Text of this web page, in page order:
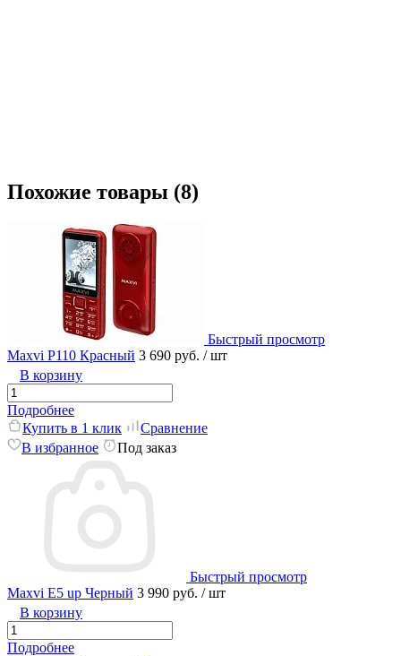
Похожие товары (8)
Быстрый просмотр
Maxvi P110 Красный 3 690 руб. / шт
В корзину
Подробнее
Купить в 1 клик
Сравнение
В избранное
Под заказ
Быстрый просмотр
Maxvi E5 up Черный 3 990 руб. / шт
В корзину
Подробнее